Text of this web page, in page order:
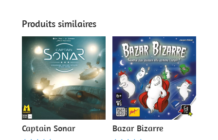
Produits similaires
Captain Sonar Bazar Bizarre